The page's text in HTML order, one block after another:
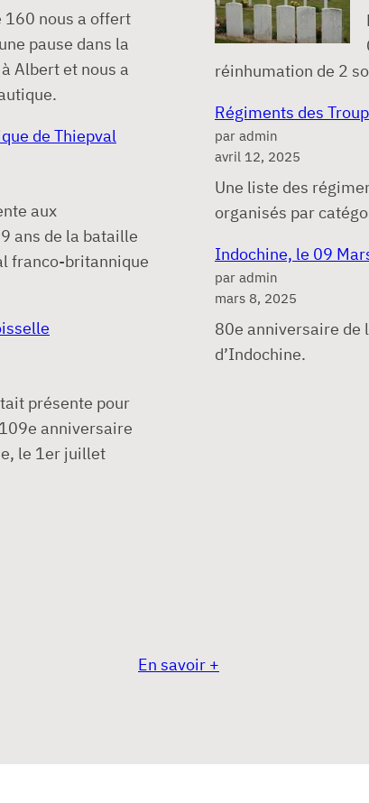
160 nous a offert
pause dans la
Albert et nous a
de Thiepval
aux
ans de la bataille
franco-britannique
présente pour
anniversaire
le 1er juillet
réinhumation de 2
Régiments des
par admin
avril 12, 2025
Une liste des
organisés par
Indochine, le 09
par admin
mars 8, 2025
80e anniversaire de
d’Indochine.
En savoir +